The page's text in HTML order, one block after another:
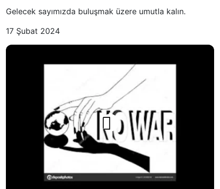
Gelecek sayımızda buluşmak üzere umutla kalın.
17 Şubat 2024